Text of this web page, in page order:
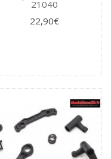
21040
22,90€